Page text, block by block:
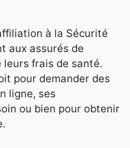
à la Sécurité
aux assurés de
leurs frais de santé.
pour demander des
ligne, ses
ou bien pour obtenir